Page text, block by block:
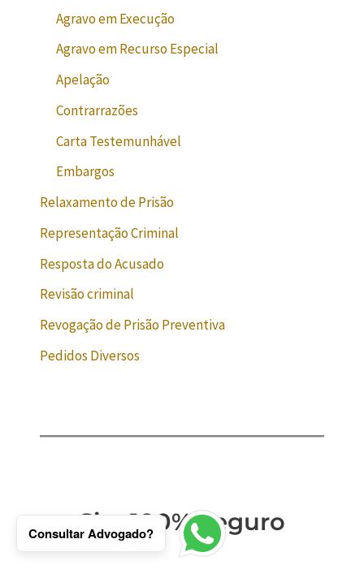
Agravo em Execução
Agravo em Recurso Especial
Apelação
Contrarrazões
Carta Testemunhável
Embargos
Relaxamento de Prisão
Representação Criminal
Resposta do Acusado
Revisão criminal
Revogação de Prisão Preventiva
Pedidos Diversos
Site 100% Seguro
Consultar Advogado?